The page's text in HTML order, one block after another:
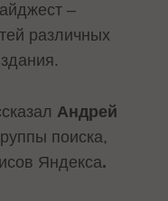
–
различных
Андрей
поиска,
Яндекса.